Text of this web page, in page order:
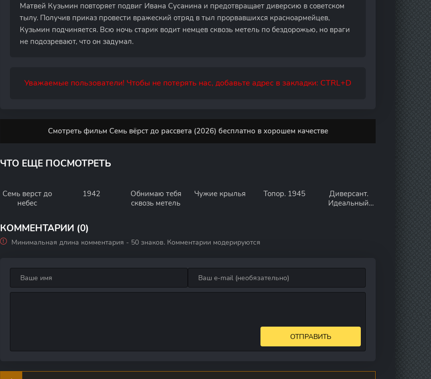
Матвей Кузьмин повторяет подвиг Ивана Сусанина и предотвращает диверсию в советском
тылу. Получив приказ провести вражеский отряд в тыл прорвавшихся красноармейцев,
Кузьмин подчиняется. Всю ночь старик водит немцев сквозь метель по бездорожью, но враги
не подозревают, что он задумал.
Уважаемые пользователи! Чтобы не потерять нас, добавьте адрес в закладки: CTRL+D
Смотреть фильм Семь вёрст до рассвета (2026) бесплатно в хорошем качестве
ЧТО ЕЩЕ ПОСМОТРЕТЬ
Семь верст до
небес
1942
Обнимаю тебя
сквозь метель
Чужие крылья Топор. 1945
Диверсант.
Идеальный
КОММЕНТАРИИ (0)
Минимальная длина комментария - 50 знаков. Комментарии модерируются
ОТПРАВИТЬ